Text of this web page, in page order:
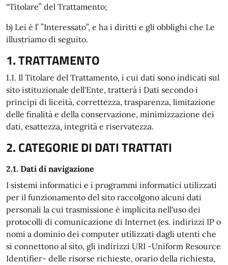
“Titolare” del Trattamento;
b) Lei è l’ ”Interessato”, e ha i diritti e gli obblighi che Le
illustriamo di seguito.
1. TRATTAMENTO
1.1. Il Titolare del Trattamento, i cui dati sono indicati sul
sito istituzionale dell'Ente, tratterà i Dati secondo i
principi di liceità, correttezza, trasparenza, limitazione
delle finalità e della conservazione, minimizzazione dei
dati, esattezza, integrità e riservatezza.
2. CATEGORIE DI DATI TRATTATI
2.1. Dati di navigazione
I sistemi informatici e i programmi informatici utilizzati
per il funzionamento del sito raccolgono alcuni dati
personali la cui trasmissione è implicita nell'uso dei
protocolli di comunicazione di Internet (es. indirizzi IP o
nomi a dominio dei computer utilizzati dagli utenti che
si connettono al sito, gli indirizzi URI -Uniform Resource
Identifier- delle risorse richieste, orario della richiesta,